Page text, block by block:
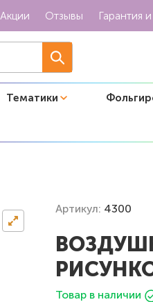
Акции Отзывы Гарантия
Тематики
Артикул: 4300
Товар в наличии